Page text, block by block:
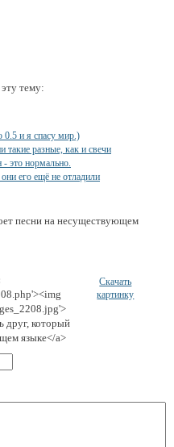
тему:
песни на несуществующем
друг, который
языке</a>
Скачать
картинку